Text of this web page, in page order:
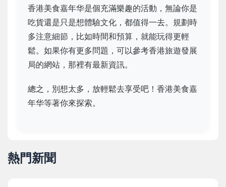
香港美食嘉年华是個充滿樂趣的活動，無論你是
吃貨還是只是想體驗文化，都值得一去。規劃時
多注意細節，比如時間和預算，就能玩得更輕
鬆。如果你有更多問題，可以參考香港旅遊發展
局的網站，那裡有最新資訊。
總之，別想太多，放輕鬆去享受吧！香港美食嘉
年华等著你來探索。
熱門新聞